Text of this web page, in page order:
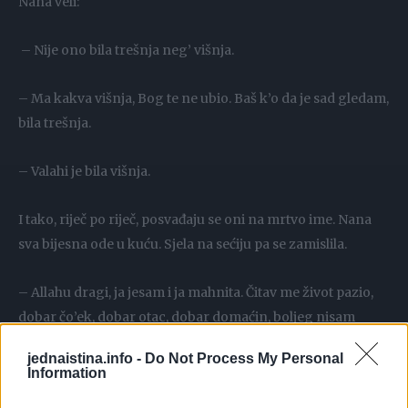
jednaistina.info - Do Not Process My Personal
Information
– Nije ono bila trešnja neg’ višnja.
– Ma kakva višnja, Bog te ne ubio. Baš k’o da je sad gledam,
bila trešnja.
– Valahi je bila višnja.
I tako, riječ po riječ, posvađaju se oni na mrtvo ime. Nana
sva bijesna ode u kuću. Sjela na sećiju pa se zamislila.
– Allahu dragi, ja jesam i ja mahnita. Čitav me život pazio,
dobar čo’ek, dobar otac, dobar domaćin, boljeg nisam
mogla ni poželjet’, a ja se svezala višnja pa višnja. Haj’, nek’
mu bude trešnja.